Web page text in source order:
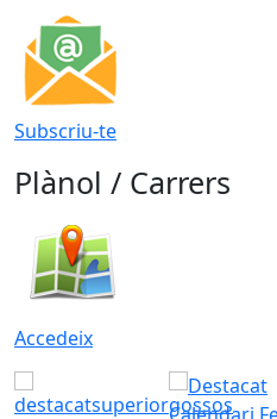
Subscriu-te
Plànol / Carrers
Accedeix